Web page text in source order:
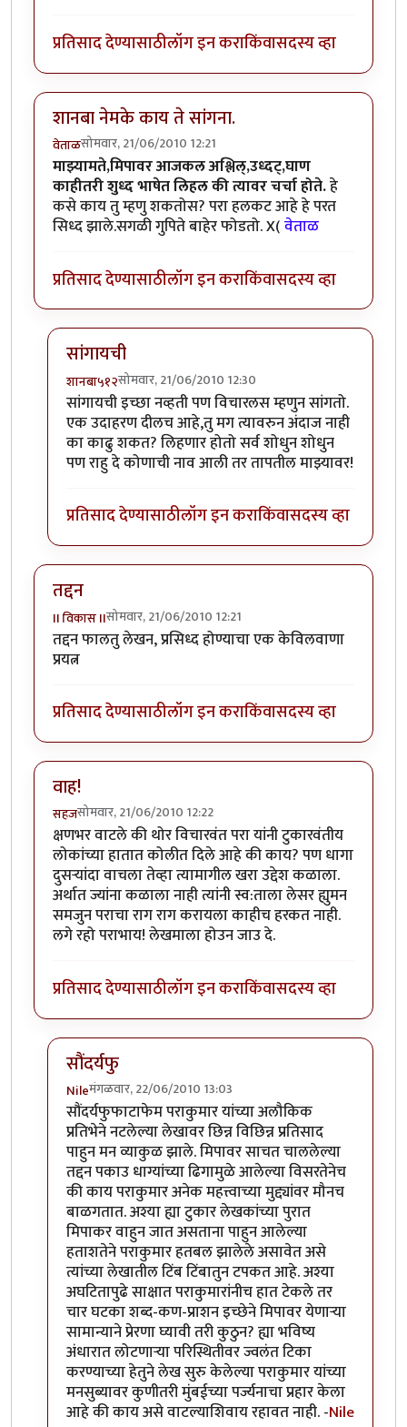
प्रतिसाद देण्यासाठीलॉग इन कराकिंवासदस्य व्हा
शानबा नेमके काय ते सांगना.
वेताळसोमवार, 21/06/2010 12:21
माझ्यामते,मिपावर आजकल अश्लिल्,उध्दट्,घाण
काहीतरी शुध्द भाषेत लिहल की त्यावर चर्चा होते.हे
कसे काय तु म्हणु शकतोस? परा हलकट आहे हे परत
सिध्द झाले.सगळी गुपिते बाहेर फोडतो. X(वेताळ
प्रतिसाद देण्यासाठीलॉग इन कराकिंवासदस्य व्हा
सांगायची
शानबा५१२सोमवार, 21/06/2010 12:30
In reply toशानबा नेमके काय ते सांगना.byवेताळ
सांगायची इच्छा नव्हती पण विचारलस म्हणुन सांगतो.
एक उदाहरण दीलच आहे,तु मग त्यावरुन अंदाज नाही
का काढु शकत? लिहणार होतो सर्व शोधुन शोधुन
पण राहु दे कोणाची नाव आली तर तापतील माझ्यावर!
प्रतिसाद देण्यासाठीलॉग इन कराकिंवासदस्य व्हा
तद्दन
II विकास IIसोमवार, 21/06/2010 12:21
तद्दन फालतु लेखन, प्रसिध्द होण्याचा एक केविलवाणा
प्रयत्न
प्रतिसाद देण्यासाठीलॉग इन कराकिंवासदस्य व्हा
वाह!
सहजसोमवार, 21/06/2010 12:22
क्षणभर वाटले की थोर विचारवंत परा यांनी टुकारवंतीय
लोकांच्या हातात कोलीत दिले आहे की काय? पण धागा
दुसर्‍यांदा वाचला तेव्हा त्यामागील खरा उद्देश कळाला.
अर्थात ज्यांना कळाला नाही त्यांनी स्व:ताला लेसर ह्युमन
समजुन पराचा राग राग करायला काहीच हरकत नाही.
लगे रहो पराभाय! लेखमाला होउन जाउ दे.
प्रतिसाद देण्यासाठीलॉग इन कराकिंवासदस्य व्हा
सौंदर्यफु
Nileमंगळवार, 22/06/2010 13:03
In reply toवाह!byसहज
सौंदर्यफुफाटाफेम पराकुमार यांच्या अलौकिक
प्रतिभेने नटलेल्या लेखावर छिन्न विछिन्न प्रतिसाद
पाहुन मन व्याकुळ झाले. मिपावर साचत चाललेल्या
तद्दन पकाउ धाग्यांच्या ढिगामुळे आलेल्या विसरतेनेच
की काय पराकुमार अनेक महत्त्वाच्या मुद्द्यांवर मौनच
बाळगतात. अश्या ह्या टुकार लेखकांच्या पुरात
मिपाकर वाहुन जात असताना पाहुन आलेल्या
हताशतेने पराकुमार हतबल झालेले असावेत असे
त्यांच्या लेखातील टिंब टिंबातुन टपकत आहे. अश्या
अघटितापुढे साक्षात पराकुमारांनीच हात टेकले तर
चार घटका शब्द-कण-प्राशन इच्छेने मिपावर येणार्‍या
सामान्याने प्रेरणा घ्यावी तरी कुठुन? ह्या भविष्य
अंधारात लोटणार्‍या परिस्थितीवर ज्वलंत टिका
करण्याच्या हेतुने लेख सुरु केलेल्या पराकुमार यांच्या
मनसुब्यावर कुणीतरी मुंबईच्या पर्ज्यनाचा प्रहार केला
आहे की काय असे वाटल्याशिवाय रहावत नाही. -Nile